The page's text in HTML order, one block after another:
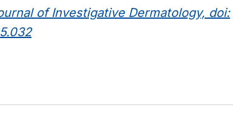
of Investigative Dermatology, doi: